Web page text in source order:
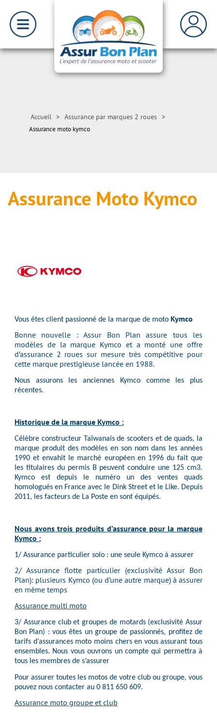
Accueil > Assurance par marques 2 roues >
Assurance moto kymco
Assurance Moto Kymco
Vous êtes client passionné de la marque de moto Kymco
Bonne nouvelle :Assur Bon Plan assure tous les
modèles de la marque Kymco et a monté une offre
d’assurance 2 roues sur mesure très compétitive pour
cette marque prestigieuse lancée en 1988.
Nous assurons les anciennes Kymco comme les plus
récentes.
Historique de la marque Kymco :
Célèbre constructeur Taïwanais de scooters et de quads, la
marque produit des modèles en son nom dans les années
1990 et envahit le marché européen en 1996 du fait que
les titulaires du permis B peuvent conduire une 125 cm3.
Kymco est depuis le numéro un des ventes quads
homologués en France avec le Dink Street et le Like. Depuis
2011, les facteurs de La Poste en sont équipés.
Nous avons trois produits d’assurance pour la marque
Kymco :
1/ Assurance particulier solo : une seule Kymco à assurer
2/ Assurance flotte particulier (exclusivité Assur Bon
Plan): plusieurs Kymco (ou d’une autre marque) à assurer
en même temps
Assurance multi moto
3/ Assurance club et groupes de motards (exclusivité Assur
Bon Plan) : vous êtes un groupe de passionnés, profitez de
tarifs d’assurances moto moins chers en vous assurant tous
ensembles. Nous vous ouvrons un compte qui permettra à
tous les membres de s’assurer
Pour assurer toutes les motos de votre club ou groupe, vous
pouvez nous contacter au 0 811 650 609.
Assurance moto groupe et club